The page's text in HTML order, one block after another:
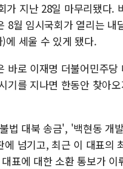
트럼프 "금
특정 정치
李 "해남 태
지난 28일 마무리됐다.
8월 임시국회가 열리는 내
에 세울 수 있게 됐다.
바로 이재명 더불어민주
기를 지나면 한동안 찾아
법 대북 송금', '백현동 개
넘기고, 최근 이 대표의
표에 대한 소환 통보가